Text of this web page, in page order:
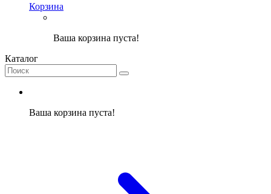
Корзина
Ваша корзина пуста!
Каталог
Ваша корзина пуста!